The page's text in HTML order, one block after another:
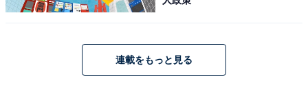
大級のイルミネーションイベント。カナダから届く巨大
ツリーが雪で覆われた函館山や赤レンガ倉庫群を優美に
連載をもっと見る